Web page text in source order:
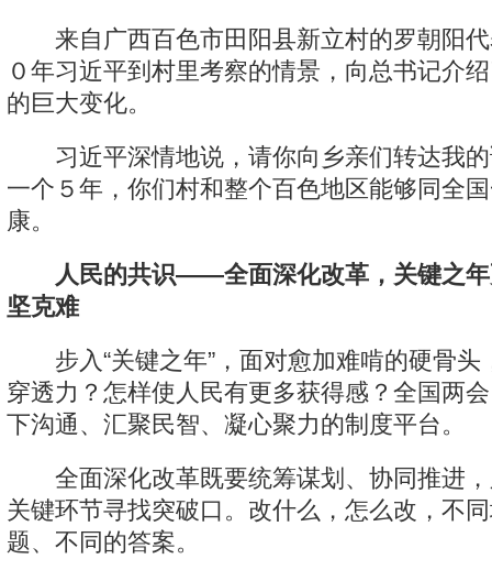
来自广西百色市田阳县新立村的罗朝阳代
０年习近平到村里考察的情景，向总书记介
的巨大变化。
习近平深情地说，请你向乡亲们转达我的
一个５年，你们村和整个百色地区能够同全
康。
人民的共识——全面深化改革，关键之
坚克难
步入“关键之年”，面对愈加难啃的硬骨头
穿透力？怎样使人民有更多获得感？全国两
下沟通、汇聚民智、凝心聚力的制度平台。
全面深化改革既要统筹谋划、协同推进，
关键环节寻找突破口。改什么，怎么改，不
题、不同的答案。